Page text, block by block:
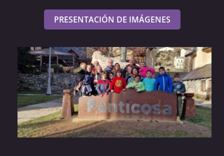
PRESENTACIÓN DE IMÁGENES